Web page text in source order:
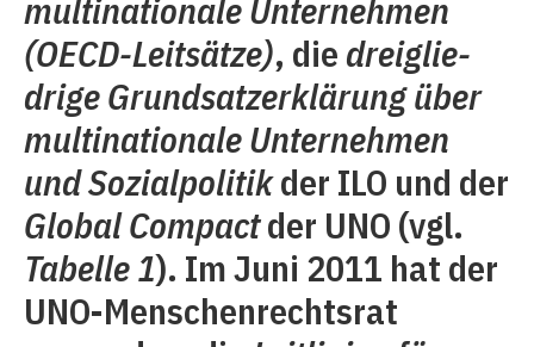
multinationale Unternehmen
(OECD-Leitsätze), die dreiglie­
drige Grundsatzerklärung über
multinationale Unternehmen
und Sozialpolitikder ILO und der
Global Compactder UNO (vgl.
Tabelle 1). Im Juni 2011 hat der
UNO-Menschenrechtsrat